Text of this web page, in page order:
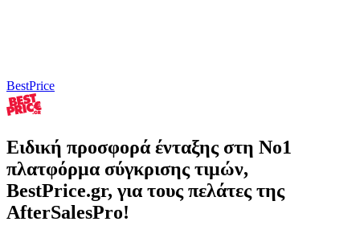
BestPrice
Ειδική προσφορά ένταξης στη Νο1
πλατφόρμα σύγκρισης τιμών,
BestPrice.gr, για τους πελάτες της
AfterSalesPro!